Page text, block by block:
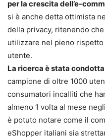
per la crescita dell’e-
si è anche detta ottimista
della privacy, ritenendo
utilizzare nel pieno
utente.
La ricerca è stata
campione di oltre 1000
consumatori incalliti che
almeno 1 volta al mese
è potuto notare come il
eShopper italiani sia